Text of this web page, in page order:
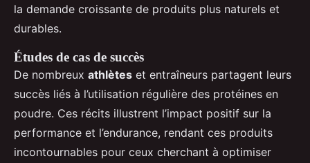
la demande croissante de produits plus naturels et
durables.
Études de cas de succès
De nombreux athlètes et entraîneurs partagent leurs
succès liés à l’utilisation régulière des protéines en
poudre. Ces récits illustrent l’impact positif sur la
performance et l’endurance, rendant ces produits
incontournables pour ceux cherchant à optimiser